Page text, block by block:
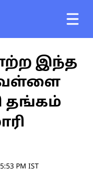
இந்த
தங்கம்
PM IST